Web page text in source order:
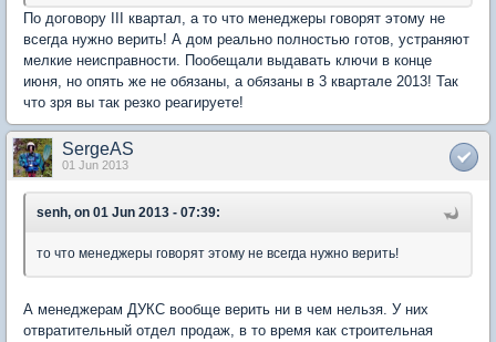
По договору III квартал, а то что менеджеры говорят этому не
всегда нужно верить! А дом реально полностью готов, устраняют
мелкие неисправности. Пообещали выдавать ключи в конце
июня, но опять же не обязаны, а обязаны в 3 квартале 2013! Так
что зря вы так резко реагируете!
SergeAS
01 Jun 2013
senh, on 01 Jun 2013 - 07:39:
то что менеджеры говорят этому не всегда нужно верить!
А менеджерам ДУКС вообще верить ни в чем нельзя. У них
отвратительный отдел продаж, в то время как строительная